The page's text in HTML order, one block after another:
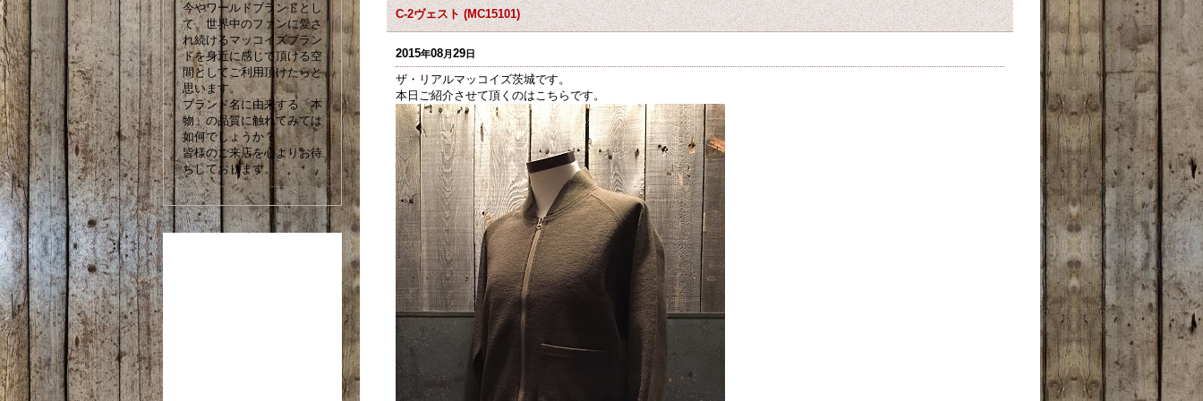
今やワールドブランドとし
て、世界中のファンに愛さ
れ続けるマッコイズブラン
ドを身近に感じて頂ける空
間としてご利用頂けたらと
思います。
ブランド名に由来する「本
物」の品質に触れてみては
如何でしょうか？
皆様のご来店を心よりお待
ちしております。
C-2ヴェスト (MC15101)
2015年08月29日
ザ・リアルマッコイズ茨城です。
本日ご紹介させて頂くのはこちらです。